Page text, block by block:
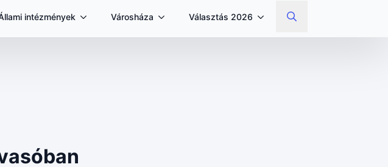
intézmények Városháza Választás 2026
Search